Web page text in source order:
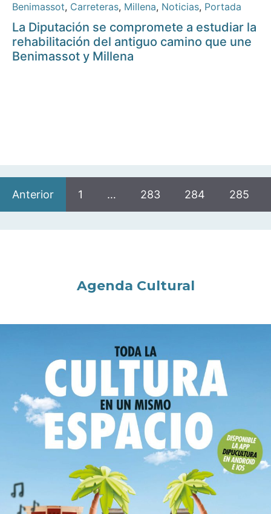
Benimassot, Carreteras, Millena, Noticias, Portada
La Diputación se compromete a estudiar la
rehabilitación del antiguo camino que une
Benimassot y Millena
Anterior 1 … 283 284 285
Agenda Cultural